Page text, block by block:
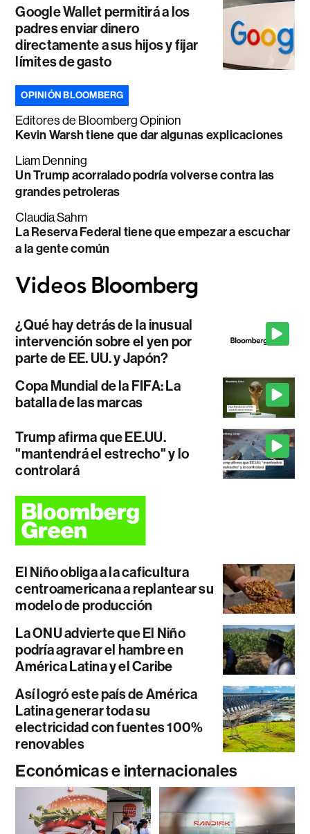
Google Wallet permitirá a los
padres enviar dinero
directamente a sus hijos y fijar
límites de gasto
OPINIÓN BLOOMBERG
Editores de Bloomberg Opinion
Kevin Warsh tiene que dar algunas explicaciones
Liam Denning
Un Trump acorralado podría volverse contra las
grandes petroleras
Claudia Sahm
La Reserva Federal tiene que empezar a escuchar
a la gente común
¿Qué hay detrás de la inusual
intervención sobre el yen por
parte de EE. UU. y Japón?
Copa Mundial de la FIFA: La
batalla de las marcas
Trump afirma que EE.UU.
"mantendrá el estrecho" y lo
controlará
El Niño obliga a la caficultura
centroamericana a replantear su
modelo de producción
La ONU advierte que El Niño
podría agravar el hambre en
América Latina y el Caribe
Así logró este país de América
Latina generar toda su
electricidad con fuentes 100%
renovables
Económicas e internacionales